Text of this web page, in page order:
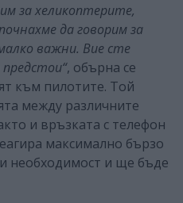
за хеликоптерите,
да говорим за
важни. Вие сте
, обърна се
към пилотите. Той
между различните
и връзката с телефон
максимално бързо
необходимост и ще бъде